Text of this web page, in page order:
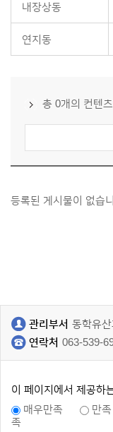
내장상동
연지동
총 0개의 컨텐
등록된 게시물이 없습
관리부서 동학유
연락처 063-539-
이 페이지에서 제공하
매우만족
만족
족